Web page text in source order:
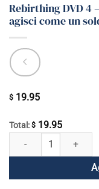
Rebirthing DVD 4
agisci come un
$ 19.95
Total: $ 19.95
Rebirthing DVD 4 -